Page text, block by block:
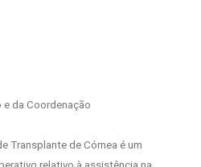
da Coordenação
Transplante de Córnea é um
relativo à assistência na